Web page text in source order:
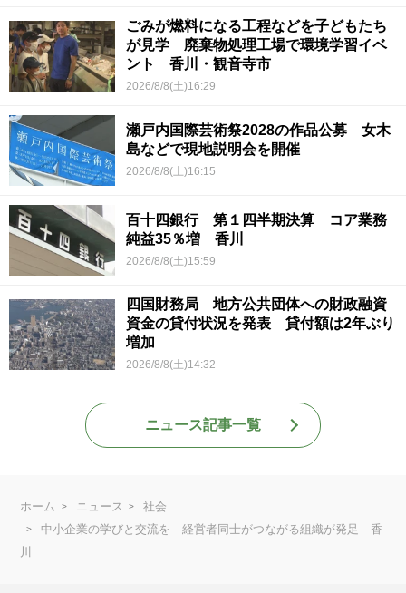
ごみが燃料になる工程などを子どもたち
が見学 廃棄物処理工場で環境学習イベ
ント 香川・観音寺市
2026/8/8(土)16:29
瀬戸内国際芸術祭2028の作品公募 女木
島などで現地説明会を開催
2026/8/8(土)16:15
百十四銀行 第１四半期決算 コア業務
純益35％増 香川
2026/8/8(土)15:59
四国財務局 地方公共団体への財政融資
資金の貸付状況を発表 貸付額は2年ぶり
増加
2026/8/8(土)14:32
ニュース記事一覧
ホーム ニュース
社会
中小企業の学びと交流を 経営者同士がつながる組織が発足 香
川